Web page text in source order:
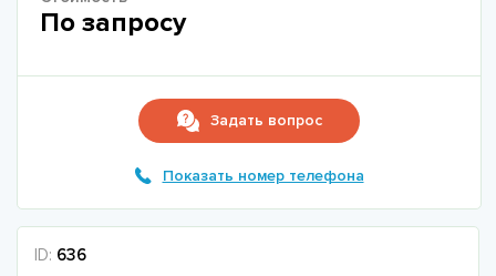
По запросу
Задать вопрос
Показать номер телефона
ID: 636